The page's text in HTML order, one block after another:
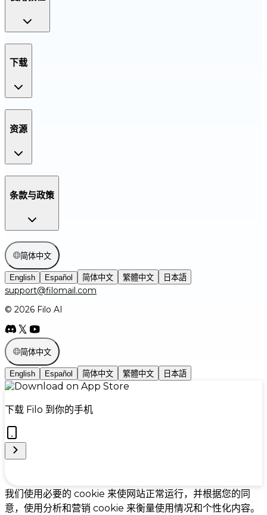
下载
资源
条款与政策
简体中文
English Español 简体中文 繁體中文 日本語
support@filomail.com
© 2026 Filo AI
简体中文
English Español 简体中文 繁體中文 日本語
下载 Filo 到你的手机
Cookie Preferences
我们使用必要的 cookie 来使网站正常运行，并根据您的同
意，使用分析和营销 cookie 来衡量使用情况和个性化内容。